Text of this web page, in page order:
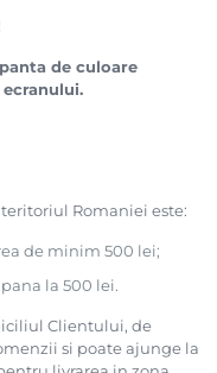
de culoare
Romaniei este:
de minim 500 lei;
la 500 lei.
Clientului, de
si poate ajunge la